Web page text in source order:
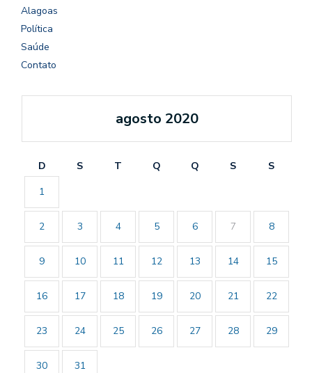
Alagoas
Política
Saúde
Contato
agosto 2020
D S T Q Q S
S
1
2 3 4 5 6 7 8
9 10 11 12 13 14 15
16 17 18 19 20 21 22
23 24 25 26 27 28 29
30 31